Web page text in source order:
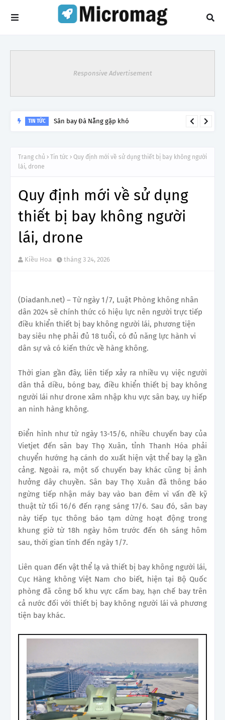
Responsive Advertisement
TIN TỨC Sân bay Đà Nẵng gặp khó
Trang chủ Tin tức
Quy định mới về sử dụng thiết bị bay không người
lái, drone
Quy định mới về sử dụng
thiết bị bay không người
lái, drone
Kiều Hoa tháng 3 24, 2026
(Diadanh.net) – Từ ngày 1/7, Luật Phòng không nhân
dân 2024 sẽ chính thức có hiệu lực nên người trực tiếp
điều khiển thiết bị bay không người lái, phương tiện
bay siêu nhẹ phải đủ 18 tuổi, có đủ năng lực hành vi
dân sự và có kiến thức về hàng không.
Thời gian gần đây, liên tiếp xảy ra nhiều vụ việc người
dân thả diều, bóng bay, điều khiển thiết bị bay không
người lái như drone xâm nhập khu vực sân bay, uy hiếp
an ninh hàng không.
Điển hình như từ ngày 13-15/6, nhiều chuyến bay của
Vietjet đến sân bay Thọ Xuân, tỉnh Thanh Hóa phải
chuyển hướng hạ cánh do xuất hiện vật thể bay lạ gần
cảng. Ngoài ra, một số chuyến bay khác cũng bị ảnh
hưởng dây chuyền. Sân bay Thọ Xuân đã thông báo
ngừng tiếp nhận máy bay vào ban đêm vì vấn đề kỹ
thuật từ tối 16/6 đến rạng sáng 17/6. Sau đó, sân bay
này tiếp tục thông báo tạm dừng hoạt động trong
khung giờ từ 18h ngày hôm trước đến 6h sáng hôm
sau, thời gian tính đến ngày 1/7.
Liên quan đến vật thể lạ và thiết bị bay không người lái,
Cục Hàng không Việt Nam cho biết, hiện tại Bộ Quốc
phòng đã công bố khu vực cấm bay, hạn chế bay trên
cả nước đối với thiết bị bay không người lái và phương
tiện bay khác.